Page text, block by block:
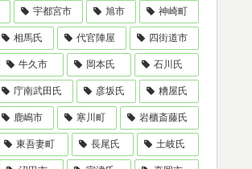
宇都宮市 旭市 神崎町
相馬氏 代官陣屋 四街道市
牛久市 岡本氏 石川氏
庁南武田氏 彦坂氏 糟屋氏
鹿嶋市 寒川町 岩櫃斎藤氏
東吾妻町 長尾氏 土岐氏